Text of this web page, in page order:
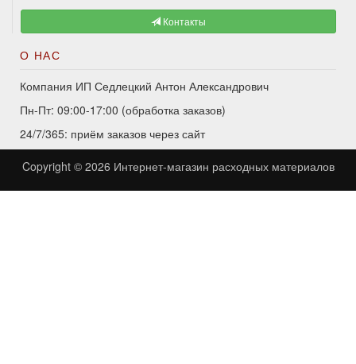
Контакты
О НАС
Компания ИП Седлецкий Антон Александрович
Пн-Пт: 09:00-17:00 (обработка заказов)
24/7/365: приём заказов через сайт
Copyright © 2026 Интернет-магазин расходных материалов